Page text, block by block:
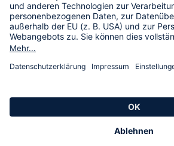
HSE International